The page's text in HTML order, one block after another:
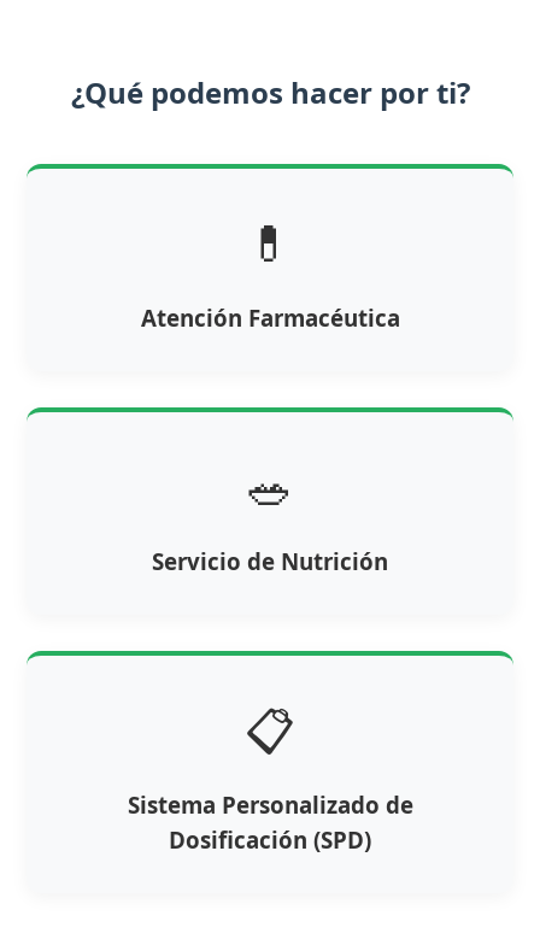
¿Qué podemos hacer por ti?
💊
Atención Farmacéutica
🥗
Servicio de Nutrición
📋
Sistema Personalizado de
Dosificación (SPD)